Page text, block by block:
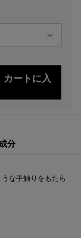
カートに入
分
な手触りをもたら